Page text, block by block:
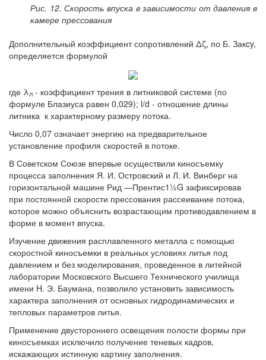
Рис. 12. Скорость впуска в зависимости от давления в
камере прессования
Дополнительный коэффициент сопротивлений Δζ, по Б. Закcy,
определяется формулой
где λл - коэффициент трения в литниковой системе (по
формуле Блазиуса равен 0,029); l/d - отношение длины
литника к характерному размеру потока.
Число 0,07 означает энергию на предварительное
установление профиля скоростей в потоке.
В Советском Союзе впервые осуществили киносъемку
процесса заполнения Я. И. Островский и Л. И. Винберг на
горизонтальной машине Рид —Прентис1½G зафиксировав
при постоянной скорости прессования рассеивание потока,
которое можно объяснить возрастающим противодавлением в
форме в момент впуска.
Изучение движения расплавленного металла с помощью
скоростной киносъемки в реальных условиях литья под
давлением и без моделирования, проведенное в литейной
лаборатории Московского Высшего Технического училища
имени H. Э. Баумана, позволило установить зависимость
характера заполнения от основных гидродинамических и
тепловых параметров литья.
Применение двустороннего освещения полости формы при
киносъемках исключило получение теневых кадров,
искажающих истинную картину заполнения.